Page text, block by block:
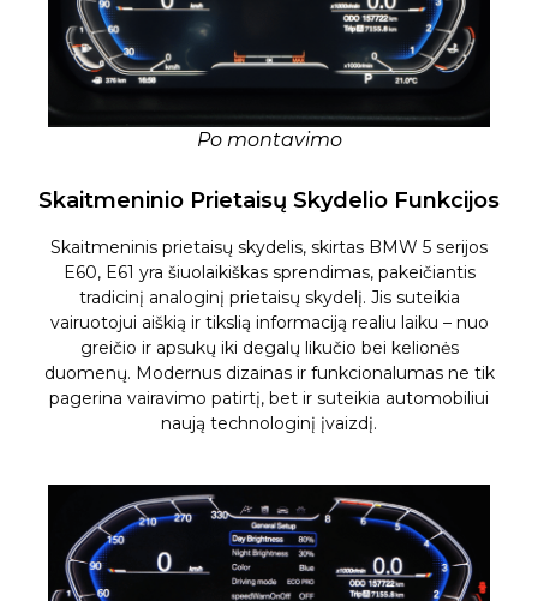
Po montavimo
Skaitmeninio Prietaisų Skydelio Funkcijos
Skaitmeninis prietaisų skydelis, skirtas BMW 5 serijos
E60, E61 yra šiuolaikiškas sprendimas, pakeičiantis
tradicinį analoginį prietaisų skydelį. Jis suteikia
vairuotojui aiškią ir tikslią informaciją realiu laiku – nuo
greičio ir apsukų iki degalų likučio bei kelionės
duomenų. Modernus dizainas ir funkcionalumas ne tik
pagerina vairavimo patirtį, bet ir suteikia automobiliui
naują technologinį įvaizdį.